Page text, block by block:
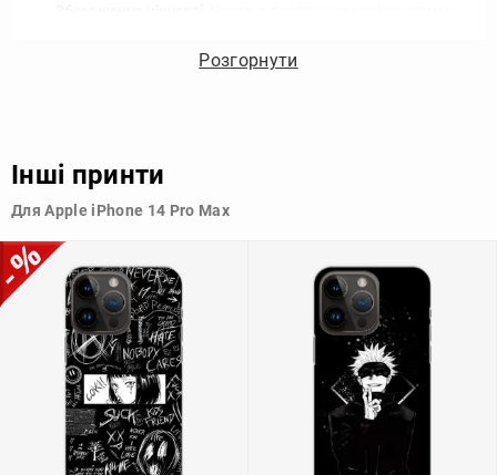
цінність вашого телефону, що особливо важливо для
вашому стилю та особистому смаку.
Узагалі, чохол для телефону - це дуже корисний аксесуар, який
додати зручності в користуванні.
Розгорнути
Інші принти
Для Apple iPhone 14 Pro Max